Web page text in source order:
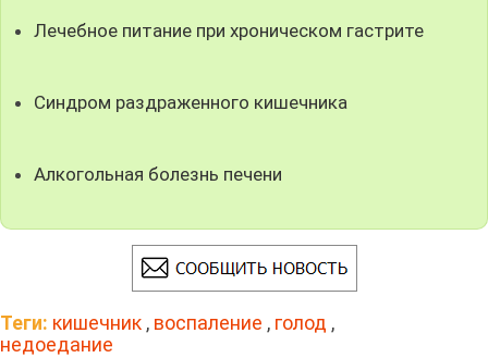
Лечебное питание при хроническом гастрите
Синдром раздраженного кишечника
Алкогольная болезнь печени
Теги: кишечник , воспаление , голод ,
недоедание